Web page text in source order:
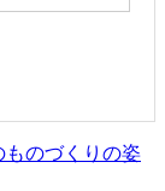
のづくりの姿